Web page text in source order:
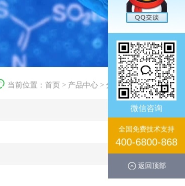
当前位置： 首页 > 产品中心 > 分子生化产品>其它
微信咨询
全国免费技术支持
400-6800-868
返回顶部